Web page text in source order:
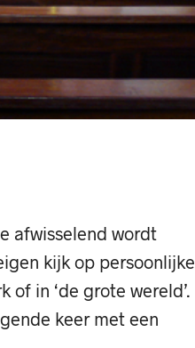
afwisselend wordt
kijk op persoonlijke
in ‘de grote wereld’.
keer met een